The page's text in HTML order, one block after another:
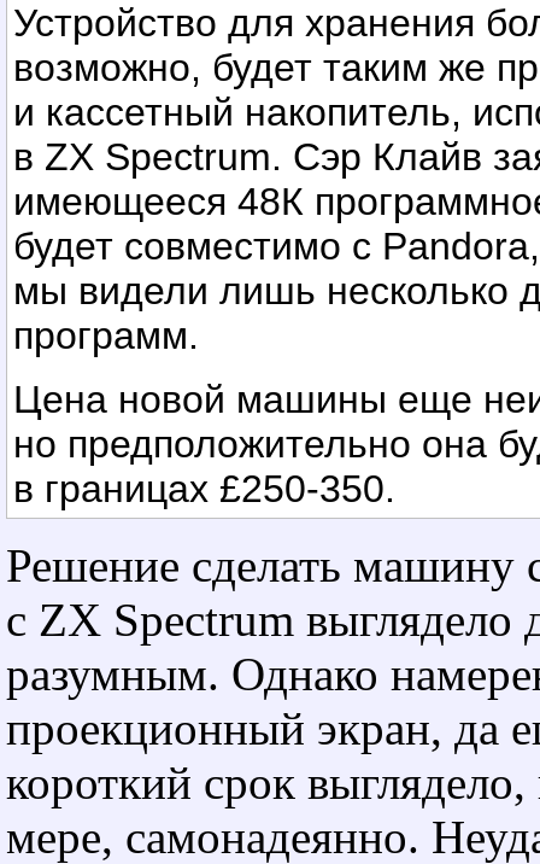
Устройство для хранения
возможно, будет таким же
и кассетный накопитель,
в ZX Spectrum. Сэр Клайв
имеющееся 48К
будет совместимо с
мы видели лишь несколько
программ.
Цена новой машины еще
но предположительно она
в границах £250-350.
Решение сделать машину
с ZX Spectrum выглядело
разумным. Однако
проекционный экран, да
короткий срок
мере, самонадеянно.